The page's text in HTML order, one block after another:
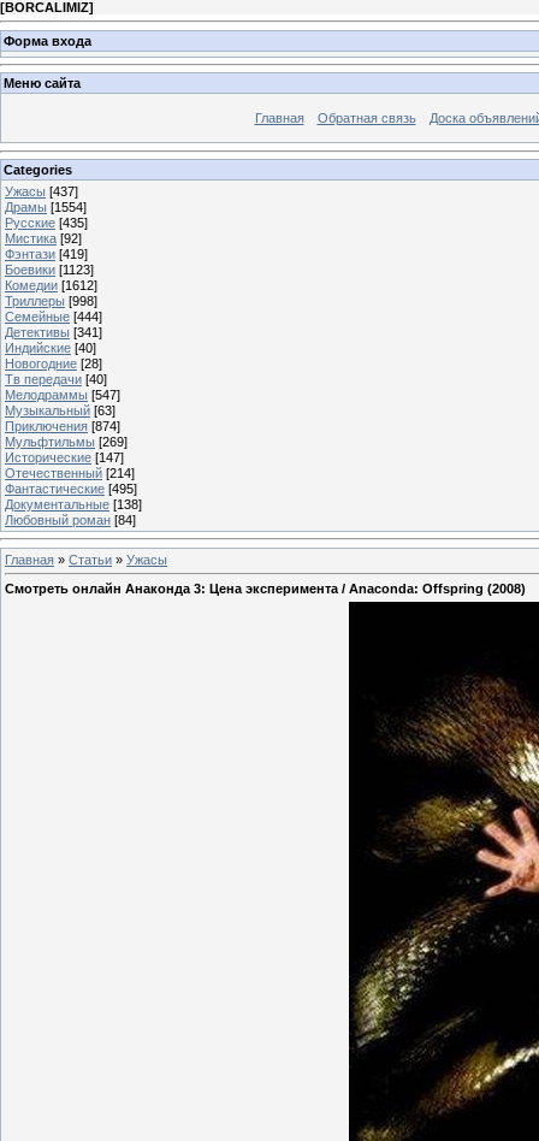
[BORCALIMIZ]
Форма входа
Меню сайта
Главная Обратная связь Доска
Categories
Ужасы [437]
Драмы [1554]
Русские [435]
Мистика [92]
Фэнтази [419]
Боевики [1123]
Комедии [1612]
Триллеры [998]
Семейные [444]
Детективы [341]
Индийские [40]
Новогодние [28]
Тв передачи [40]
Мелодраммы [547]
Музыкальный [63]
Приключения [874]
Мульфтильмы [269]
Исторические [147]
Отечественный [214]
Фантастические [495]
Документальные [138]
Любовный роман [84]
Главная » Статьи » Ужасы
Смотреть онлайн Анаконда 3: Цена эксперимента / Anaconda: Offspring (2008)